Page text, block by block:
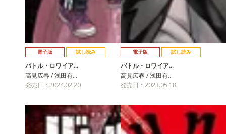
電子版 試し読み
バトル・ロワイア…
高見広春 / 浅田有…
発売日：2024.02.20
電子版 試し読み
バトル・ロワイア…
高見広春 / 浅田有…
発売日：2023.05.18